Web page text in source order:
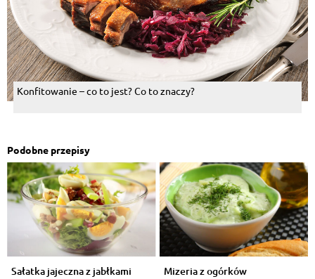
Konfitowanie – co to jest? Co to znaczy?
Podobne przepisy
Sałatka jajeczna z jabłkami Mizeria z ogórków